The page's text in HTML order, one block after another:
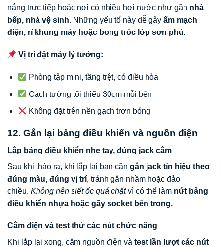
nắng trực tiếp hoặc nơi có nhiều hơi nước như gần nhà
bếp, nhà vệ sinh. Những yếu tố này dễ gây ẩm mạch
điện, rỉ khung máy hoặc bong tróc lớp sơn phủ.
Vị trí đặt máy lý tưởng:
Phòng tập mini, tầng trệt, có điều hòa
Cách tường tối thiểu 30cm mỗi bên
Không đặt trên nền gạch trơn bóng
12. Gắn lại bảng điều khiển và nguồn điện
Lắp bảng điều khiển nhẹ tay, đúng jack cắm
Sau khi tháo ra, khi lắp lại bạn cần gắn jack tín hiệu theo
đúng màu, đúng vị trí, tránh gắn nhầm hoặc đảo
chiều. Không nên siết ốc quá chặtvì có thể làm nứt bảng
điều khiển nhựa hoặc gãy socket bên trong.
Cắm điện và test thử các nút chức năng
Khi lắp lại xong, cắm nguồn điện và test lần lượt các nút